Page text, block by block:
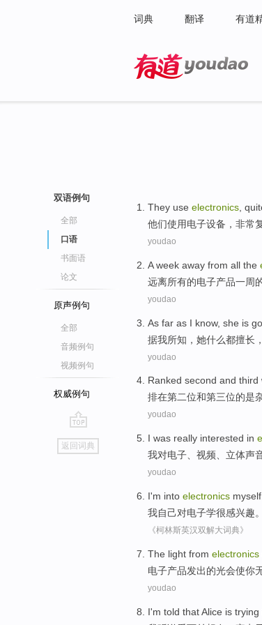
词典 翻译 有道
双语例句
全部
口语
书面语
论文
原声例句
全部
音频例句
视频例句
权威例句
go
top
返回词典
They use electronics
他们使用电子设备 ， 非常
youdao
A week away from all the
远离所有的电子产品一周
youdao
As far as I know, she is
据我所知 ， 她什么都擅长 ，
youdao
Ranked second and third
排在第二位和第三位的是
youdao
I was really interested in
我对电子 视频 立体声
youdao
I'm into electronics myself
我自己对电子学很感兴趣。
《柯林斯英汉双解大词典》
The light from electronics
电子产品发出的光会使你
youdao
I'm told thatAlice is trying